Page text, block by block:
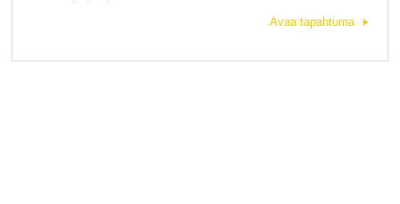
Avaa tapahtuma